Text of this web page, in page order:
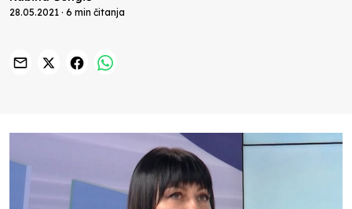
28.05.2021 · 6 min čitanja